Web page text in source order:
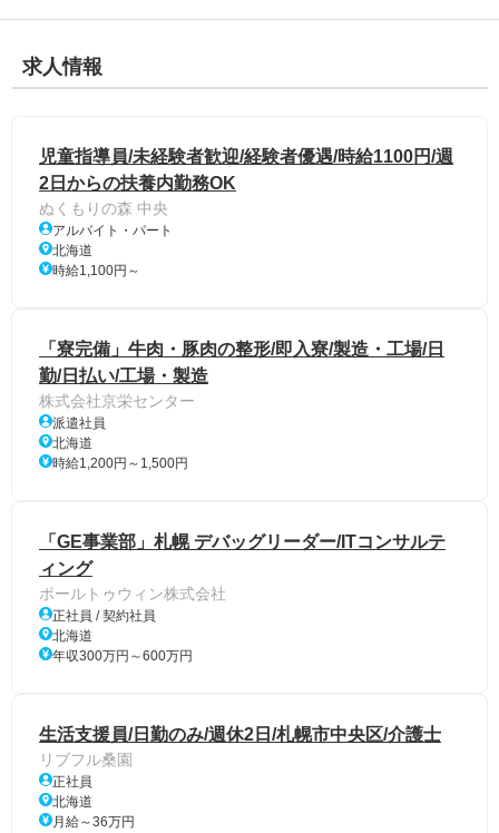
求人情報
児童指導員/未経験者歓迎/経験者優遇/時給1100円/週
2日からの扶養内勤務OK
ぬくもりの森 中央
アルバイト・パート
北海道
時給1,100円～
「寮完備」牛肉・豚肉の整形/即入寮/製造・工場/日
勤/日払い/工場・製造
株式会社京栄センター
派遣社員
北海道
時給1,200円～1,500円
「GE事業部」札幌 デバッグリーダー/ITコンサルテ
ィング
ポールトゥウィン株式会社
正社員 / 契約社員
北海道
年収300万円～600万円
生活支援員/日勤のみ/週休2日/札幌市中央区/介護士
リブフル桑園
正社員
北海道
月給～36万円